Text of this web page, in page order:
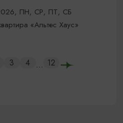
ПН, СР, ПТ, СБ
«Альтес Хаус»
3 4 ... 12